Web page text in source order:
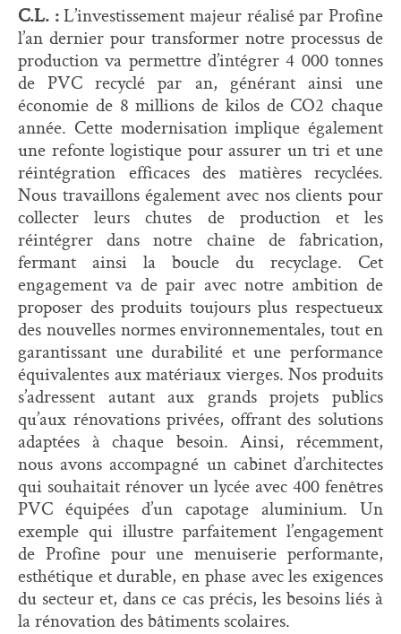
C.L. :L’investissement majeur réalisé par Profine
l’an dernier pour transformer notre processus de
production va permettre d’intégrer 4 000 tonnes
de PVC recyclé par an, générant ainsi une
économie de 8 millions de kilos de CO2 chaque
année. Cette modernisation implique également
une refonte logistique pour assurer un tri et une
réintégration efficaces des matières recyclées.
Nous travaillons également avec nos clients pour
collecter leurs chutes de production et les
réintégrer dans notre chaîne de fabrication,
fermant ainsi la boucle du recyclage. Cet
engagement va de pair avec notre ambition de
proposer des produits toujours plus respectueux
des nouvelles normes environnementales, tout en
garantissant une durabilité et une performance
équivalentes aux matériaux vierges. Nos produits
s’adressent autant aux grands projets publics
qu’aux rénovations privées, offrant des solutions
adaptées à chaque besoin. Ainsi, récemment,
nous avons accompagné un cabinet d’architectes
qui souhaitait rénover un lycée avec 400 fenêtres
PVC équipées d’un capotage aluminium. Un
exemple qui illustre parfaitement l’engagement
de Profine pour une menuiserie performante,
esthétique et durable, en phase avec les exigences
du secteur et, dans ce cas précis, les besoins liés à
la rénovation des bâtiments scolaires.